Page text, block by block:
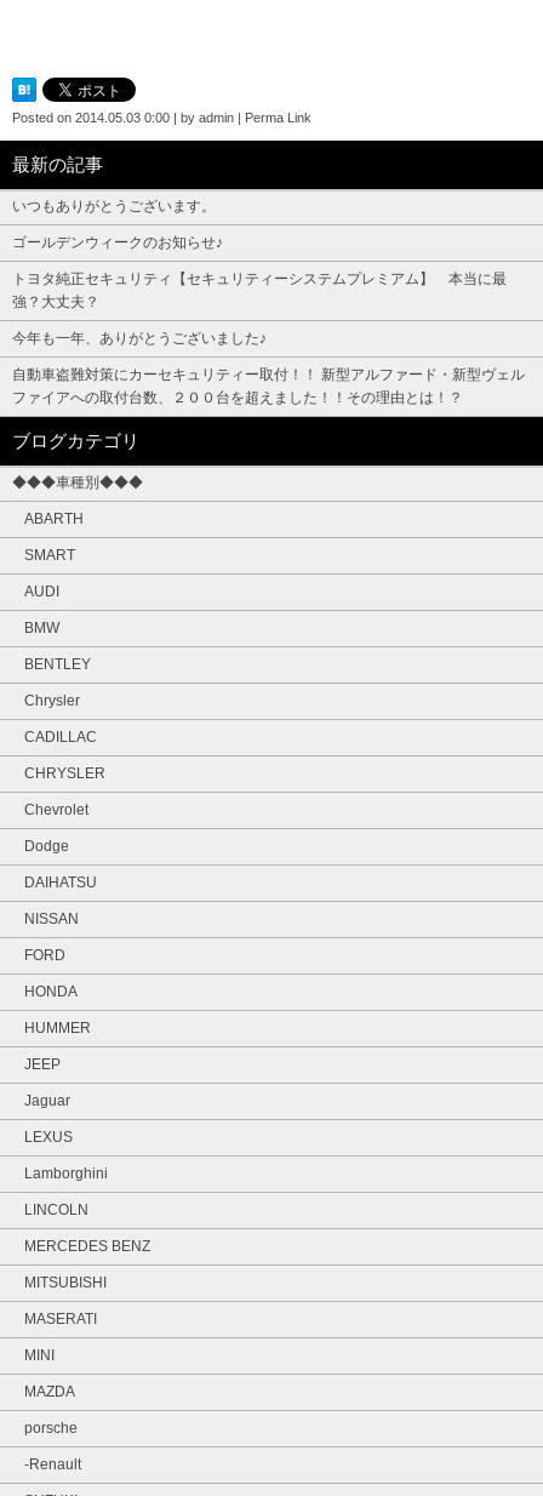
Posted on 2014.05.03 0:00 | by admin | Perma Link
最新の記事
いつもありがとうございます。
ゴールデンウィークのお知らせ♪
トヨタ純正セキュリティ【セキュリティーシステムプレミアム】 本当に最
強？大丈夫？
今年も一年、ありがとうございました♪
自動車盗難対策にカーセキュリティー取付！！ 新型アルファード・新型ヴェル
ファイアへの取付台数、２００台を超えました！！その理由とは！？
ブログカテゴリ
◆◆◆車種別◆◆◆
ABARTH
SMART
AUDI
BMW
BENTLEY
Chrysler
CADILLAC
CHRYSLER
Chevrolet
Dodge
DAIHATSU
NISSAN
FORD
HONDA
HUMMER
JEEP
Jaguar
LEXUS
Lamborghini
LINCOLN
MERCEDES BENZ
MITSUBISHI
MASERATI
MINI
MAZDA
porsche
-Renault